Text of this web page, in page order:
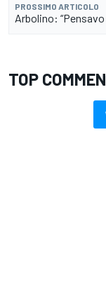
PROSSIMO ARTICOLO
Arbolino:
TOP